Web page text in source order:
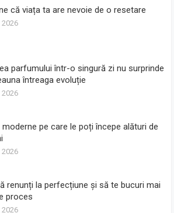
că viața ta are nevoie de o resetare
2026
parfumului într-o singură zi nu surprinde
întreaga evoluție
2026
moderne pe care le poți începe alături de
2026
renunți la perfecțiune și să te bucuri mai
proces
2026